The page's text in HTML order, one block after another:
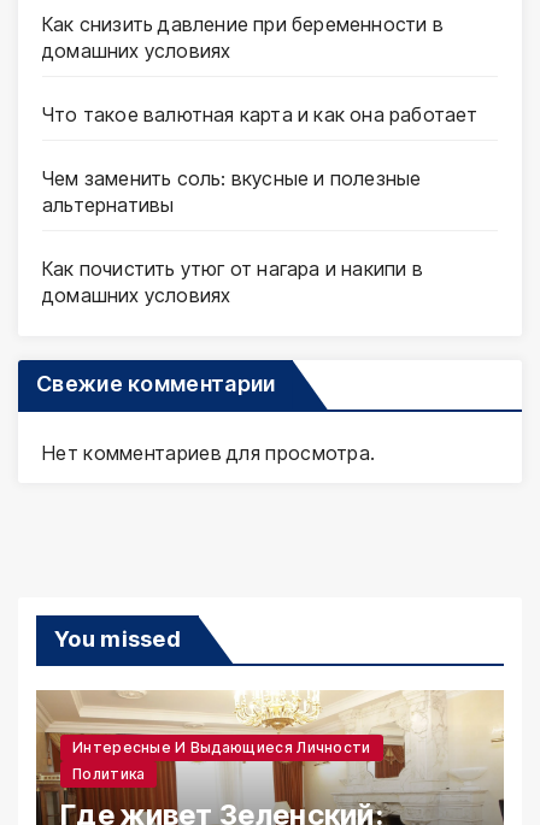
Как снизить давление при беременности в
домашних условиях
Что такое валютная карта и как она работает
Чем заменить соль: вкусные и полезные
альтернативы
Как почистить утюг от нагара и накипи в
домашних условиях
Свежие комментарии
Нет комментариев для просмотра.
You missed
Интересные И Выдающиеся Личности
Политика
Где живет Зеленский: